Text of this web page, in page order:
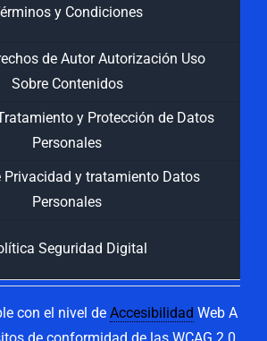
y Condiciones
de Autor Autorización Uso
Sobre Contenidos
y Protección de Datos
Personales
Privacidad y tratamiento Datos
Personales
Seguridad Digital
con el nivel de Accesibilidad Web A
de conformidad de las WCAG 2.0